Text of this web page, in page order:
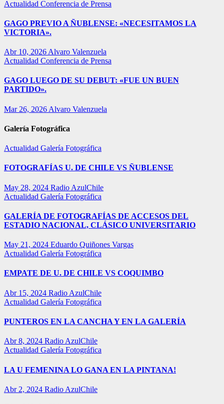
Actualidad Conferencia de Prensa
GAGO PREVIO A ÑUBLENSE: «NECESITAMOS LA
VICTORIA».
Abr 10, 2026 Alvaro Valenzuela
Actualidad Conferencia de Prensa
GAGO LUEGO DE SU DEBUT: «FUE UN BUEN
PARTIDO».
Mar 26, 2026 Alvaro Valenzuela
Galería Fotográfica
Actualidad Galería Fotográfica
FOTOGRAFÍAS U. DE CHILE VS ÑUBLENSE
May 28, 2024 Radio AzulChile
Actualidad Galería Fotográfica
GALERÍA DE FOTOGRAFÍAS DE ACCESOS DEL
ESTADIO NACIONAL, CLÁSICO UNIVERSITARIO
May 21, 2024 Eduardo Quiñones Vargas
Actualidad Galería Fotográfica
EMPATE DE U. DE CHILE VS COQUIMBO
Abr 15, 2024 Radio AzulChile
Actualidad Galería Fotográfica
PUNTEROS EN LA CANCHA Y EN LA GALERÍA
Abr 8, 2024 Radio AzulChile
Actualidad Galería Fotográfica
LA U FEMENINA LO GANA EN LA PINTANA!
Abr 2, 2024 Radio AzulChile